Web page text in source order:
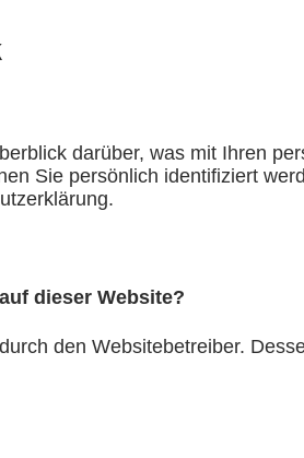
darüber, was mit Ihren
Sie persönlich identifiziert
dieser Website?
den Websitebetreiber.